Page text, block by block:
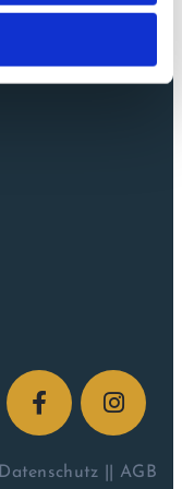
Datenschutz AGB